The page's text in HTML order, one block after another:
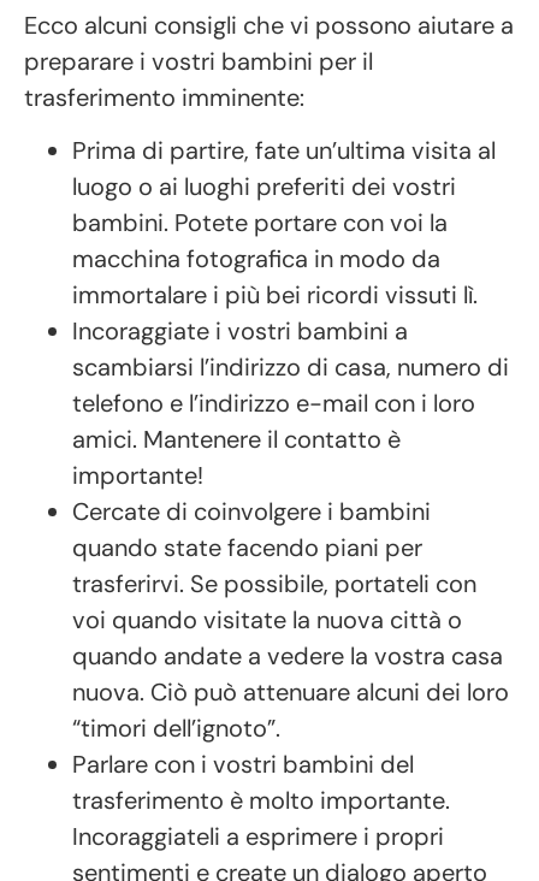
Ecco alcuni consigli che vi possono aiutare a
preparare i vostri bambini per il
trasferimento imminente:
Prima di partire, fate un’ultima visita al
luogo o ai luoghi preferiti dei vostri
bambini. Potete portare con voi la
macchina fotografica in modo da
immortalare i più bei ricordi vissuti lì.
Incoraggiate i vostri bambini a
scambiarsi l’indirizzo di casa, numero di
telefono e l’indirizzo e-mail con i loro
amici. Mantenere il contatto è
importante!
Cercate di coinvolgere i bambini
quando state facendo piani per
trasferirvi. Se possibile, portateli con
voi quando visitate la nuova città o
quando andate a vedere la vostra casa
nuova. Ciò può attenuare alcuni dei loro
“timori dell’ignoto”.
Parlare con i vostri bambini del
trasferimento è molto importante.
Incoraggiateli a esprimere i propri
sentimenti e create un dialogo aperto